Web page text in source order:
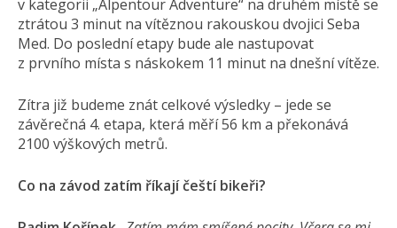
v kategorii „Alpentour Adventure“ na druhém místě se
ztrátou 3 minut na vítěznou rakouskou dvojici Seba
Med. Do poslední etapy bude ale nastupovat
z prvního místa s náskokem 11 minut na dnešní vítěze.
Zítra již budeme znát celkové výsledky – jede se
závěrečná 4. etapa, která měří 56 km a překonává
2100 výškových me­trů.
Co na závod zatím říkají čeští bikeři?